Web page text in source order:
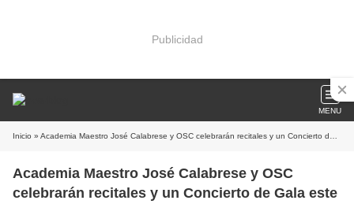
Publicidad
MENU
Inicio » Academia Maestro José Calabrese y OSC celebrarán recitales y un Concierto de Gala este 30 de abril
Academia Maestro José Calabrese y OSC
celebrarán recitales y un Concierto de Gala este